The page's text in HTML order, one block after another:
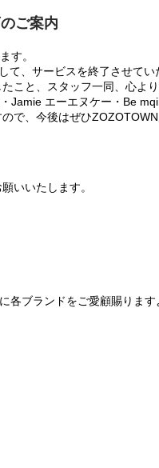
ご案内
す。
、サービスを終了させてい
こと、スタッフ一同、心より
Jamie エーエヌケー・Be
で、今後はぜひ
いいたします。
ブランドをご愛顧賜ります